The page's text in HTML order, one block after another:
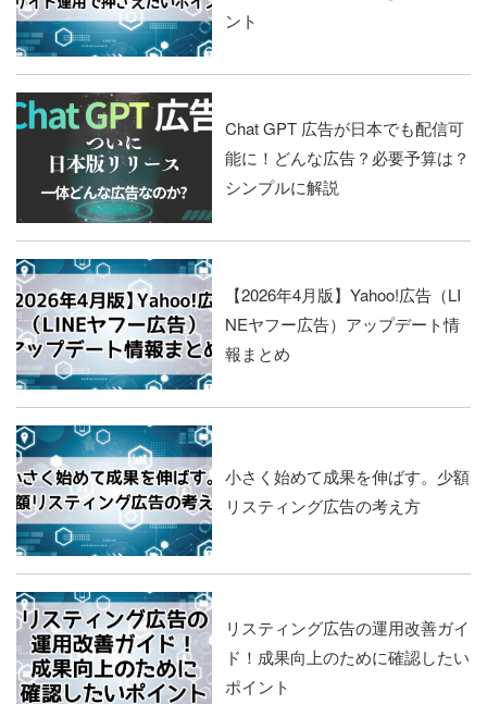
ント
Chat GPT 広告が日本でも配信可
能に！どんな広告？必要予算は？
シンプルに解説
【2026年4月版】Yahoo!広告（LI
NEヤフー広告）アップデート情
報まとめ
小さく始めて成果を伸ばす。少額
リスティング広告の考え方
リスティング広告の運用改善ガイ
ド！成果向上のために確認したい
ポイント